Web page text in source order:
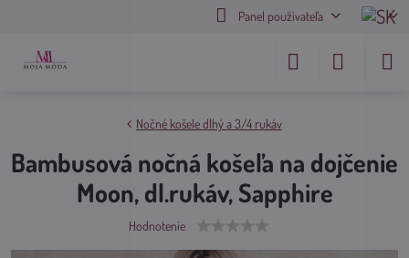
Panel používateľa
Nočné košele dlhý a 3/4 rukáv
Bambusová nočná košeľa na dojčenie
Moon, dl.rukáv, Sapphire
Hodnotenie